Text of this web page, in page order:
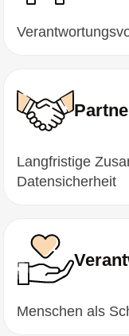
Langfristige
Datensicherheit
Menschen als